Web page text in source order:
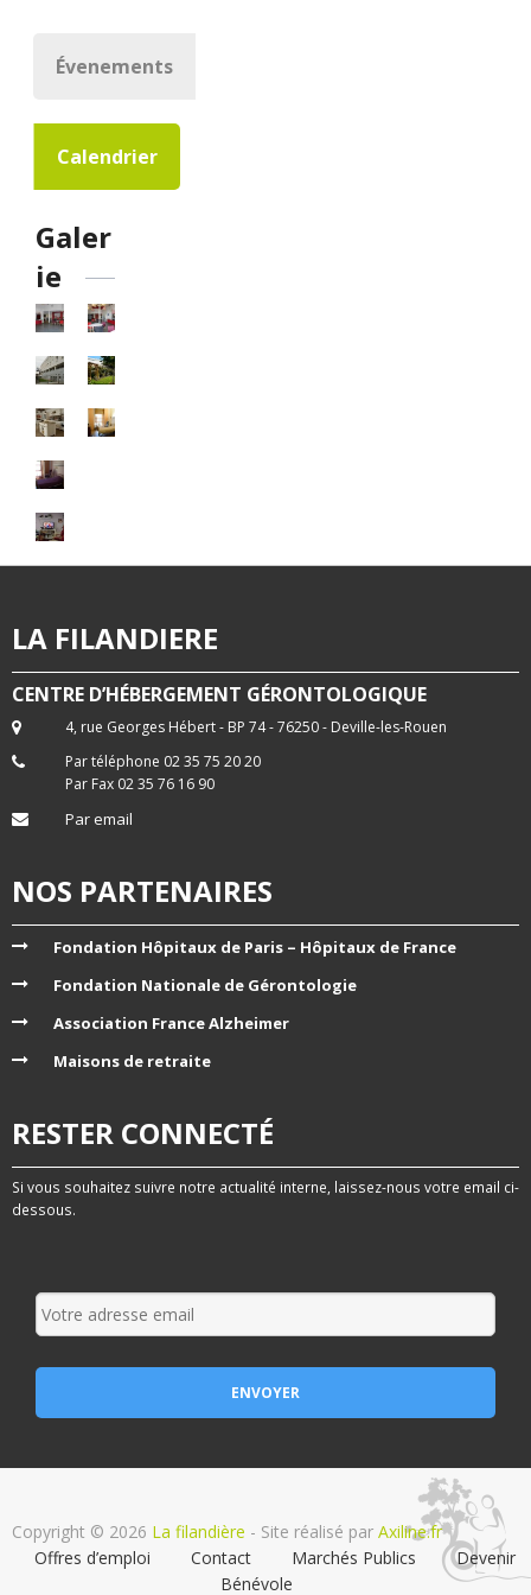
Évenements
Calendrier
Galer
ie
LA FILANDIERE
CENTRE D’HÉBERGEMENT GÉRONTOLOGIQUE
4, rue Georges Hébert - BP 74 - 76250 - Deville-les-Rouen
Par téléphone 02 35 75 20 20
Par Fax 02 35 76 16 90
Par email
NOS PARTENAIRES
Fondation Hôpitaux de Paris – Hôpitaux de France
Fondation Nationale de Gérontologie
Association France Alzheimer
Maisons de retraite
RESTER CONNECTÉ
Si vous souhaitez suivre notre actualité interne, laissez-nous votre email ci-
dessous.
Copyright © 2026 La filandière - Site réalisé par Axiline.fr
Offres d’emploi
Contact Marchés Publics
Devenir
Bénévole